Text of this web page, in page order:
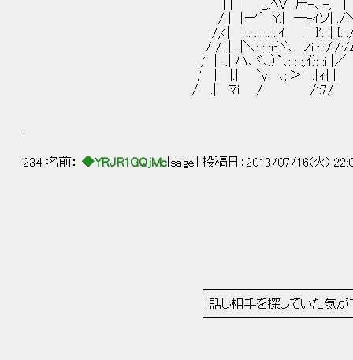
| | | _,,ﾍV 斤-､|-,| |
/ | |ー'´ Y.| ―-ｲソ| ./
./,<| |: : : : : :|ｲ 二}': :| {: ://
/ / .| ..|＼: : :r{ヾ､ ノi : :/./:/ﾑ
,' | .| ハ､ヾ､,）`､: : :,ｲ}: :i
,' | |.| `y' ､;:＞' .|ィ| | |
/ .| ﾏi / /':7/
234 名前： ◆YRJR1GQjMc [sage] 投稿日：2013/07/16(火)
│話し相手を探していた気がす